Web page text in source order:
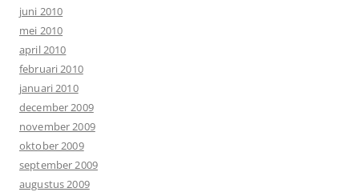
juni 2010
mei 2010
april 2010
februari 2010
januari 2010
december 2009
november 2009
oktober 2009
september 2009
augustus 2009